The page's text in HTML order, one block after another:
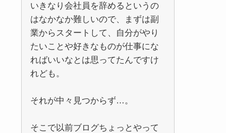
いきなり会社員を辞めるというの
はなかなか難しいので、まずは副
業からスタートして、自分がやり
たいことや好きなものが仕事にな
ればいいなとは思ってたんですけ
れども。
それが中々見つからず…。
そこで以前ブログちょっとやって